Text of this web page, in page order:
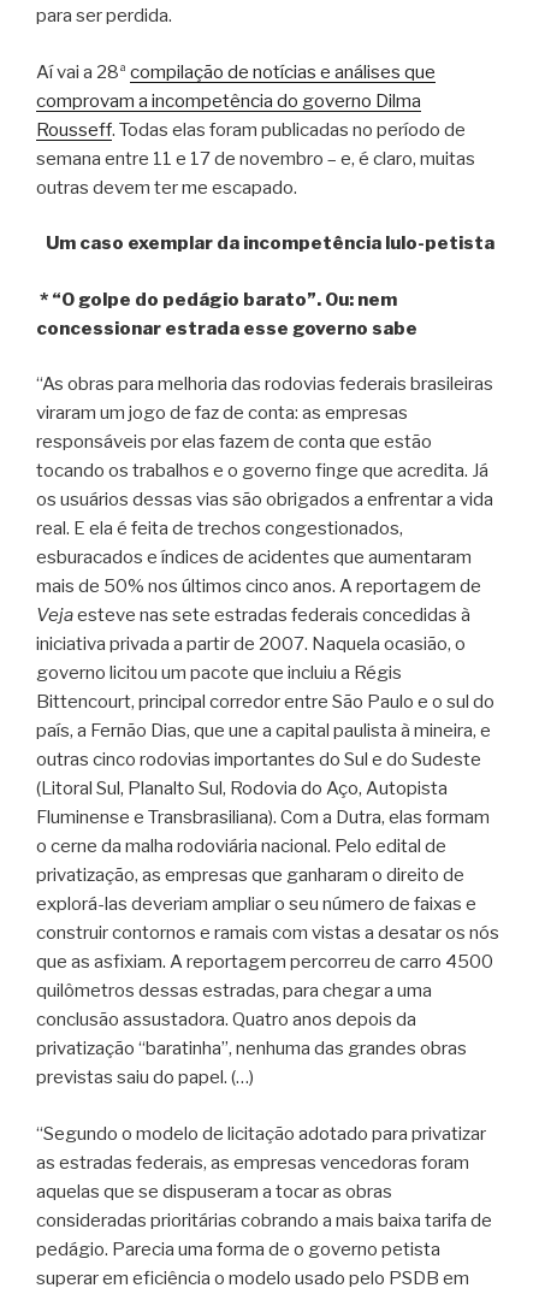
para ser perdida.
Aí vai a 28ª compilação de notícias e análises que
comprovam a incompetência do governo Dilma
Rousseff. Todas elas foram publicadas no período de
semana entre 11 e 17 de novembro – e, é claro, muitas
outras devem ter me escapado.
Um caso exemplar da incompetência lulo-petista
* “O golpe do pedágio barato”. Ou: nem
concessionar estrada esse governo sabe
“As obras para melhoria das rodovias federais brasileiras
viraram um jogo de faz de conta: as empresas
responsáveis por elas fazem de conta que estão
tocando os trabalhos e o governo finge que acredita. Já
os usuários dessas vias são obrigados a enfrentar a vida
real. E ela é feita de trechos congestionados,
esburacados e índices de acidentes que aumentaram
mais de 50% nos últimos cinco anos. A reportagem de
Vejaesteve nas sete estradas federais concedidas à
iniciativa privada a partir de 2007. Naquela ocasião, o
governo licitou um pacote que incluiu a Régis
Bittencourt, principal corredor entre São Paulo e o sul do
país, a Fernão Dias, que une a capital paulista à mineira, e
outras cinco rodovias importantes do Sul e do Sudeste
(Litoral Sul, Planalto Sul, Rodovia do Aço, Autopista
Fluminense e Transbrasiliana). Com a Dutra, elas formam
o cerne da malha rodoviária nacional. Pelo edital de
privatização, as empresas que ganharam o direito de
explorá-las deveriam ampliar o seu número de faixas e
construir contornos e ramais com vistas a desatar os nós
que as asfixiam. A reportagem percorreu de carro 4500
quilômetros dessas estradas, para chegar a uma
conclusão assustadora. Quatro anos depois da
privatização “baratinha”, nenhuma das grandes obras
previstas saiu do papel. (…)
“Segundo o modelo de licitação adotado para privatizar
as estradas federais, as empresas vencedoras foram
aquelas que se dispuseram a tocar as obras
consideradas prioritárias cobrando a mais baixa tarifa de
pedágio. Parecia uma forma de o governo petista
superar em eficiência o modelo usado pelo PSDB em